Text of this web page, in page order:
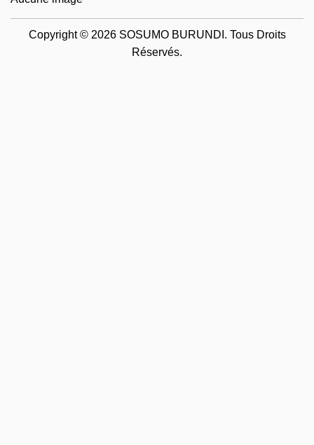
Copyright © 2026 SOSUMO BURUNDI. Tous Droits
Réservés.